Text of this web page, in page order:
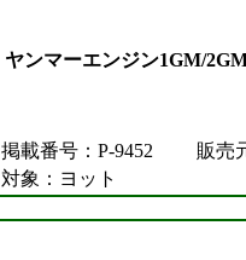
ヤンマーエンジン1GM/
掲載番号：P-9452
販売
対象：ヨット